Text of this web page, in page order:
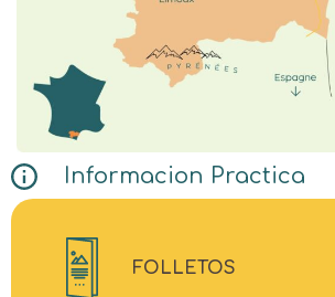
Informacion Practica
FOLLETOS